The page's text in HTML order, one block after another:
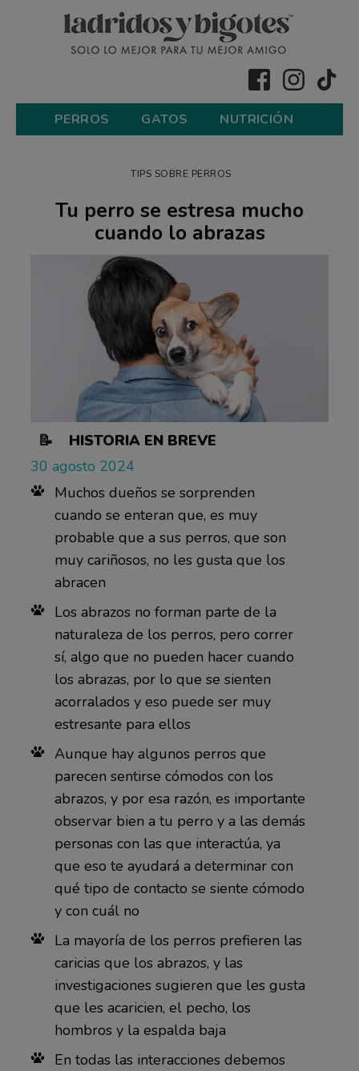
PERROS GATOS NUTRICIÓN
TIPS SOBRE PERROS
Tu perro se estresa mucho
cuando lo abrazas
30 agosto 2024
📝 HISTORIA EN BREVE
Muchos dueños se sorprenden
cuando se enteran que, es muy
probable que a sus perros, que son
muy cariñosos, no les gusta que los
abracen
Los abrazos no forman parte de la
naturaleza de los perros, pero correr
sí, algo que no pueden hacer cuando
los abrazas, por lo que se sienten
acorralados y eso puede ser muy
estresante para ellos
Aunque hay algunos perros que
parecen sentirse cómodos con los
abrazos, y por esa razón, es importante
observar bien a tu perro y a las demás
personas con las que interactúa, ya
que eso te ayudará a determinar con
qué tipo de contacto se siente cómodo
y con cuál no
La mayoría de los perros prefieren las
caricias que los abrazos, y las
investigaciones sugieren que les gusta
que les acaricien, el pecho, los
hombros y la espalda baja
En todas las interacciones debemos